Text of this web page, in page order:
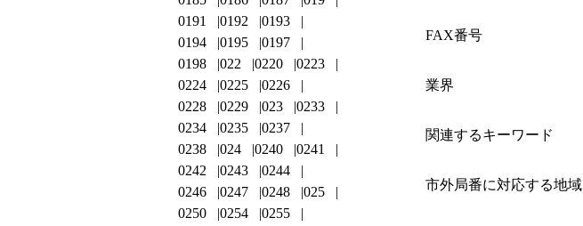
FAX番号
業界
関連するキーワード
市外局番に対応する地域
0191
0192
0193
0194
0195
0197
0198
022 0220
0223
0224
0225
0226
0228
0229 023
0233
0234
0235
0237
0238
024 0240
0241
0242
0243
0244
0246
0247 0248
025
0250
0254
0255